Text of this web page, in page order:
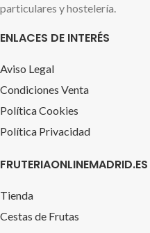
particulares y hostelería.
ENLACES DE INTERÉS
Aviso Legal
Condiciones Venta
Política Cookies
Política Privacidad
FRUTERIAONLINEMADRID.ES
Tienda
Cestas de Frutas